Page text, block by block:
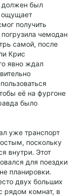
должен был
ощущает
получить
чемодан
самой, после
Крис
явно ждал
её на фургоне
было
уже транспорт
поскольку
внутри. Этот
для поездки
планировки.
двух больших
рядом комнат, в